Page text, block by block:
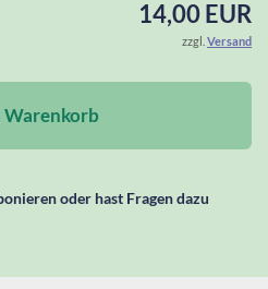
14,00 EUR
zzgl. Versand
Warenkorb
oder hast Fragen dazu